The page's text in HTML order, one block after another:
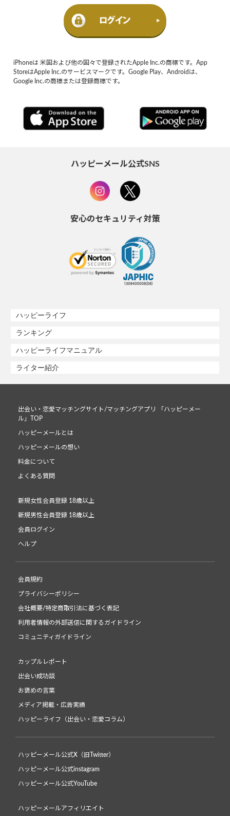
iPhoneは 米国および他の国々で登録されたApple Inc.の商標です。App
StoreはApple Inc.のサービスマークです。Google Play、Androidは、
Google Inc.の商標または登録商標です。
ハッピーメール公式SNS
安心のセキュリティ対策
ハッピーライフ
ランキング
ハッピーライフマニュアル
ライター紹介
出会い・恋愛マッチングサイト/マッチングアプリ 「ハッピーメー
ル」TOP
ハッピーメールとは
ハッピーメールの想い
料金について
よくある質問
新規女性会員登録 18歳以上
新規男性会員登録 18歳以上
会員ログイン
ヘルプ
会員規約
プライバシーポリシー
会社概要/特定商取引法に基づく表記
利用者情報の外部送信に関するガイドライン
コミュニティガイドライン
カップルレポート
出会い成功談
お褒めの言葉
メディア掲載・広告実績
ハッピーライフ（出会い・恋愛コラム）
ハッピーメール公式X（旧Twitter）
ハッピーメール公式instagram
ハッピーメール公式YouTube
ハッピーメールアフィリエイト